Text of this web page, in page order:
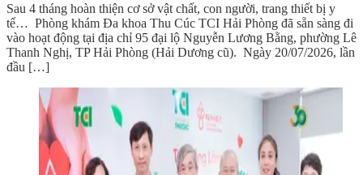
Sau 4 tháng hoàn thiện cơ sở vật chất, con người, trang thiết bị y
tế… Phòng khám Đa khoa Thu Cúc TCI Hải Phòng đã sẵn sàng đi
vào hoạt động tại địa chỉ 95 đại lộ Nguyễn Lương Bằng, phường Lê
Thanh Nghị, TP Hải Phòng (Hải Dương cũ). Ngày 20/07/2026, lần
đầu […]